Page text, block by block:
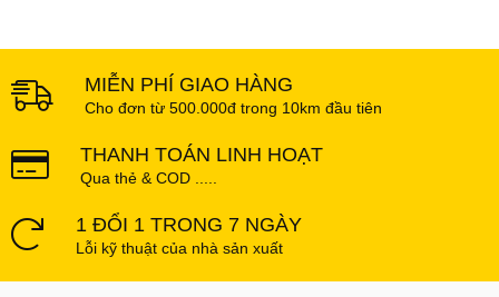
MIỄN PHÍ GIAO HÀNG
Cho đơn từ 500.000đ trong 10km đầu tiên
THANH TOÁN LINH HOẠT
Qua thẻ & COD .....
1 ĐỔI 1 TRONG 7 NGÀY
Lỗi kỹ thuật của nhà sản xuất